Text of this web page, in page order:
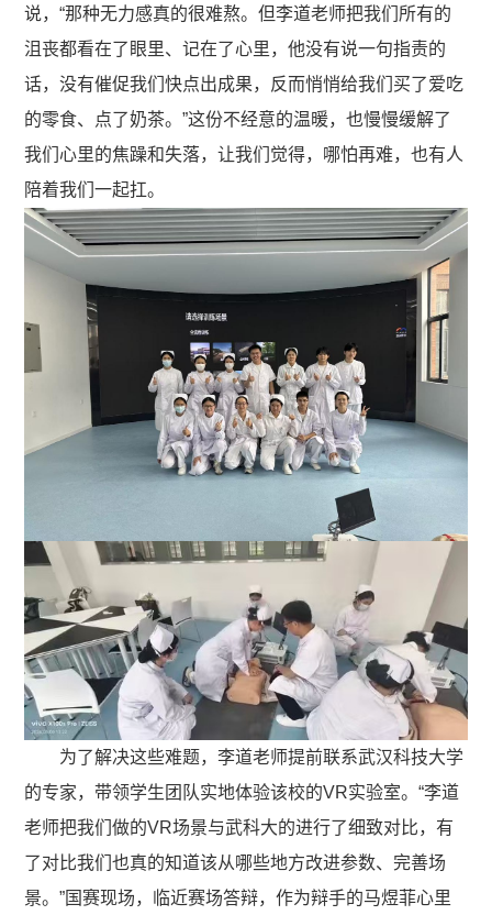
说，“那种无力感真的很难熬。但李道老师把我们所有的
沮丧都看在了眼里、记在了心里，他没有说一句指责的
话，没有催促我们快点出成果，反而悄悄给我们买了爱吃
的零食、点了奶茶。”这份不经意的温暖，也慢慢缓解了
我们心里的焦躁和失落，让我们觉得，哪怕再难，也有人
陪着我们一起扛。
为了解决这些难题，李道老师提前联系武汉科技大学
的专家，带领学生团队实地体验该校的VR实验室。“李道
老师把我们做的VR场景与武科大的进行了细致对比，有
了对比我们也真的知道该从哪些地方改进参数、完善场
景。”国赛现场，临近赛场答辩，作为辩手的马煜菲心里